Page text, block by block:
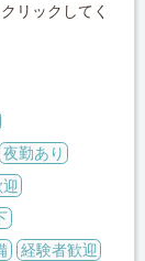
リックしてく
夜勤あり
経験者歓迎